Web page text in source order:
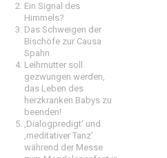
Ein Signal des
Himmels?
Das Schweigen der
Bischöfe zur Causa
Spahn
Leihmutter soll
gezwungen werden,
das Leben des
herzkranken Babys zu
beenden!
‚Dialogpredigt‘ und
‚meditativer Tanz’
während der Messe